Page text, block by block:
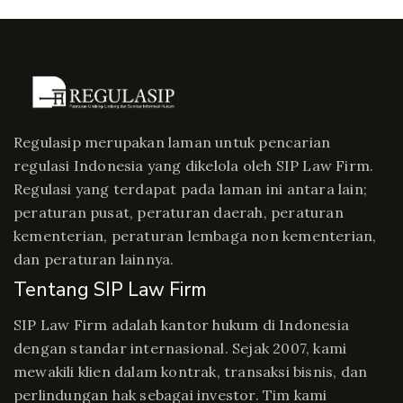
Regulasip merupakan laman untuk pencarian
regulasi Indonesia yang dikelola oleh SIP Law Firm.
Regulasi yang terdapat pada laman ini antara lain;
peraturan pusat, peraturan daerah, peraturan
kementerian, peraturan lembaga non kementerian,
dan peraturan lainnya.
Tentang SIP Law Firm
SIP Law Firm adalah kantor hukum di Indonesia
dengan standar internasional. Sejak 2007, kami
mewakili klien dalam kontrak, transaksi bisnis, dan
perlindungan hak sebagai investor. Tim kami